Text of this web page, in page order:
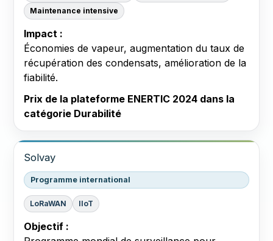
Maintenance intensive
Impact :
Économies de vapeur, augmentation du taux de
récupération des condensats, amélioration de la
fiabilité.
Prix de la plateforme ENERTIC 2024 dans la
catégorie Durabilité
Solvay
Programme international
LoRaWAN IIoT
Objectif :